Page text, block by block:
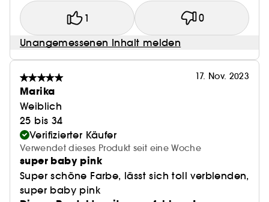
1 0
Unangemessenen Inhalt melden
17. Nov. 2023
Marika
Weiblich
25 bis 34
Verifizierter Käufer
Verwendet dieses Produkt seit eine Woche
super baby pink
Super schöne Farbe, lässt sich toll verblenden,
super baby pink